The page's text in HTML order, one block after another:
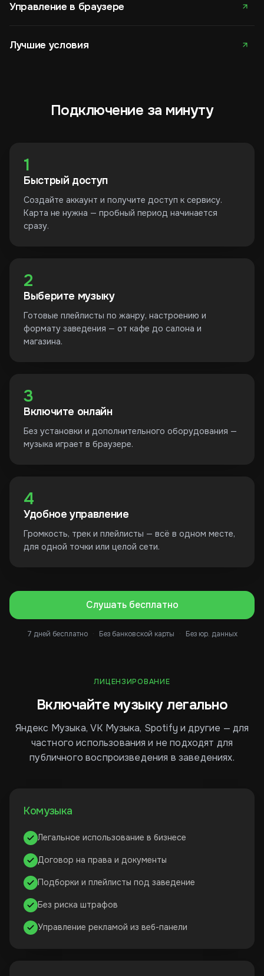
Управление в браузере
Лучшие условия
Подключение за минуту
1
Быстрый доступ
Создайте аккаунт и получите доступ к сервису.
Карта не нужна — пробный период начинается
сразу.
2
Выберите музыку
Готовые плейлисты по жанру, настроению и
формату заведения — от кафе до салона и
магазина.
3
Включите онлайн
Без установки и дополнительного оборудования —
музыка играет в браузере.
4
Удобное управление
Громкость, трек и плейлисты — всё в одном месте,
для одной точки или целой сети.
Слушать бесплатно
7 дней бесплатно · Без банковской карты · Без юр. данных
ЛИЦЕНЗИРОВАНИЕ
Включайте музыку легально
Яндекс Музыка, VK Музыка, Spotify и другие — для
частного использования и не подходят для
публичного воспроизведения в заведениях.
Комузыка
Легальное использование в бизнесе
Договор на права и документы
Подборки и плейлисты под заведение
Без риска штрафов
Управление рекламой из веб-панели